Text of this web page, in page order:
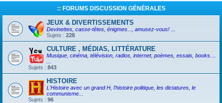
:: FORUMS DISCUSSION GÉNÉRALES
JEUX & DIVERTISSEMENTS
Devinettes, casse-têtes, énigmes..., amusez-vous! ...
Sujets : 228
CULTURE , MÉDIAS, LITTÉRATURE
Musique, cinéma, télévision, radios, internet, poèmes, essais, books....
Sujets : 843
HISTOIRE
L'Histoire avec un grand H, l'histoire politique, les dictatures, le
communisme...
Sujets : 96